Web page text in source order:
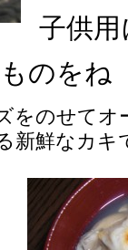
子供
のをね
をのせてオ
新鮮なカキ